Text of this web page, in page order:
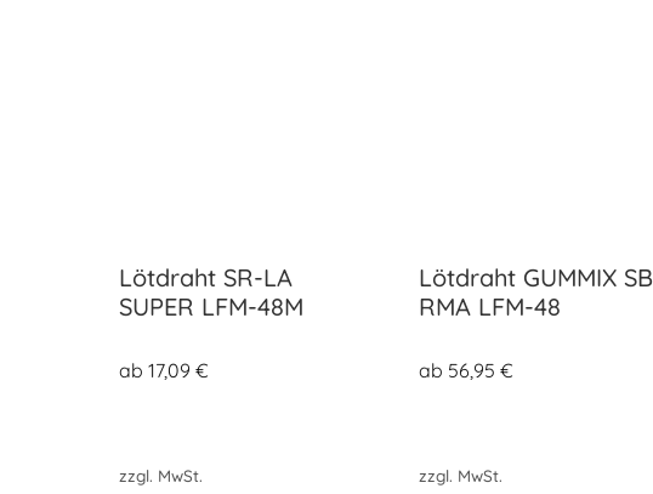
Lötdraht SR-LA
SUPER LFM-48M
ab17,09€
zzgl. MwSt.
Lötdraht GUMMIX SB
RMA LFM-48
ab 56,95 €
zzgl. MwSt.